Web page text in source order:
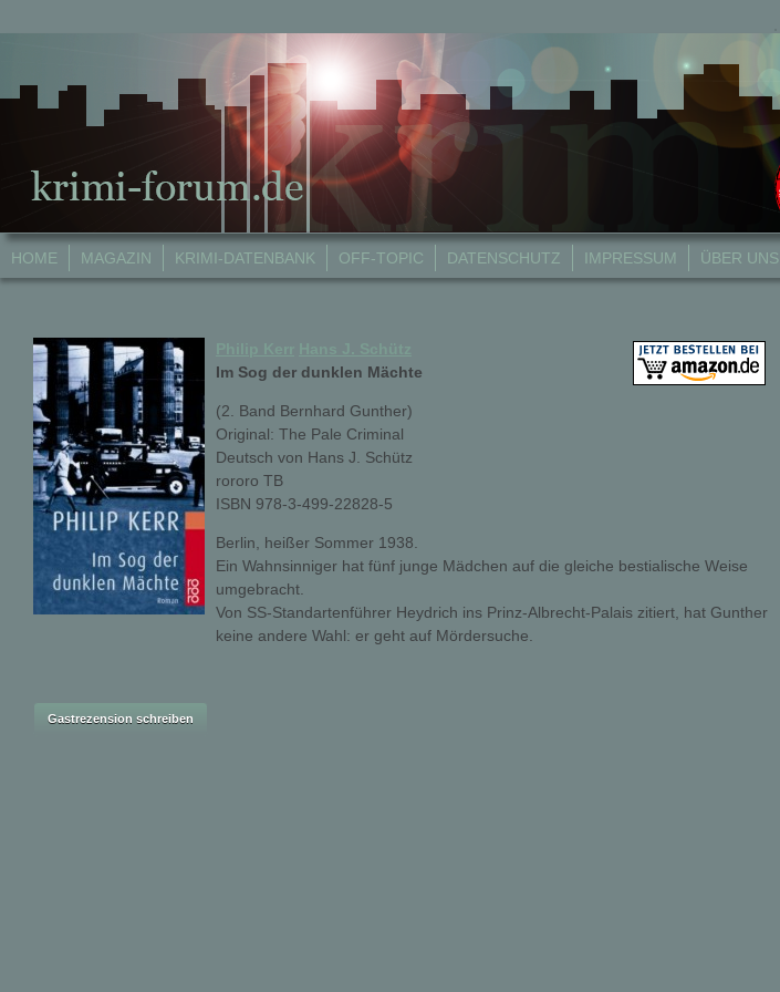
HOME MAGAZIN KRIMI-DATENBANK OFF-TOPIC DATENSCHUTZ IMPRESSUM ÜBER UNS
Philip Kerr
Im Sog der dunklen Mächte
(2. Band Bernhard Gunther)
Original: The Pale Criminal
Deutsch von Hans J. Schütz
rororo TB
ISBN 978-3-499-22828-5
Berlin, heißer Sommer 1938.
Ein Wahnsinniger hat fünf junge Mädchen auf die gleiche bestialische Weise
umgebracht.
Von SS-Standartenführer Heydrich ins Prinz-Albrecht-Palais zitiert, hat Gunther
keine andere Wahl: er geht auf Mördersuche.